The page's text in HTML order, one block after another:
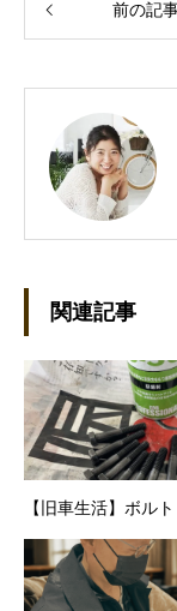
前の記
関連記事
【旧車生活】ボルト